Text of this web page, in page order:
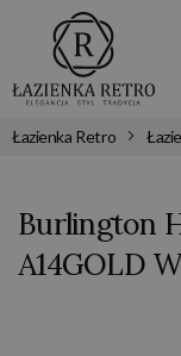
Łazienka Retro
Burlington
A14GOLD